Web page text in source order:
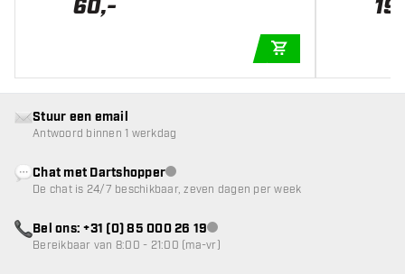
60,- 19
Stuur een email
Antwoord binnen 1 werkdag
Chat met Dartshopperklantenservice niet beschikbaar
De chat is 24/7 beschikbaar, zeven dagen per week
Bel ons: +31 (0) 85 000 26 19klantenservice niet beschikbaar
Bereikbaar van 8:00 - 21:00 (ma-vr)